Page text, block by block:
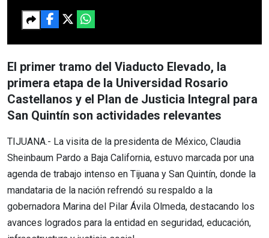
El primer tramo del Viaducto Elevado, la
primera etapa de la Universidad Rosario
Castellanos y el Plan de Justicia Integral para
San Quintín son actividades relevantes
TIJUANA.- La visita de la presidenta de México, Claudia
Sheinbaum Pardo a Baja California, estuvo marcada por una
agenda de trabajo intenso en Tijuana y San Quintín, donde la
mandataria de la nación refrendó su respaldo a la
gobernadora Marina del Pilar Ávila Olmeda, destacando los
avances logrados para la entidad en seguridad, educación,